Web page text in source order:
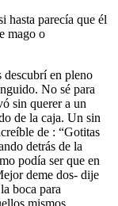
hasta parecía que él
mago o
descubrí en pleno
No sé para
sin querer a un
de la caja. Un sin
de : “Gotitas
detrás de la
podía ser que en
deme dos- dije
boca para
mismos